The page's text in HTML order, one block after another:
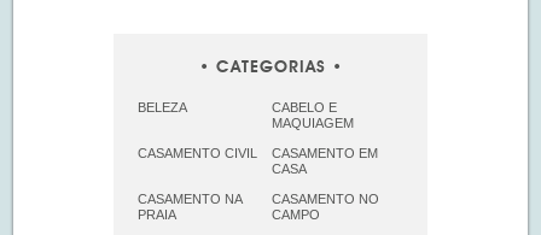
CATEGORIAS
BELEZA
CABELO E
MAQUIAGEM
CASAMENTO CIVIL
CASAMENTO EM
CASA
CASAMENTO NA
PRAIA
CASAMENTO NO
CAMPO